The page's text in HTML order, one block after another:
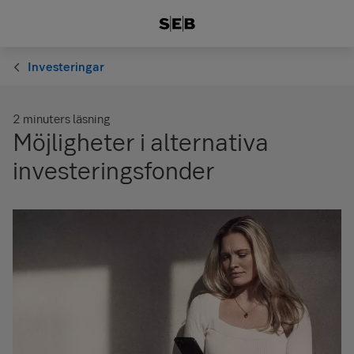
Investeringar
2 minuters läsning
Möjligheter i alternativa
investeringsfonder